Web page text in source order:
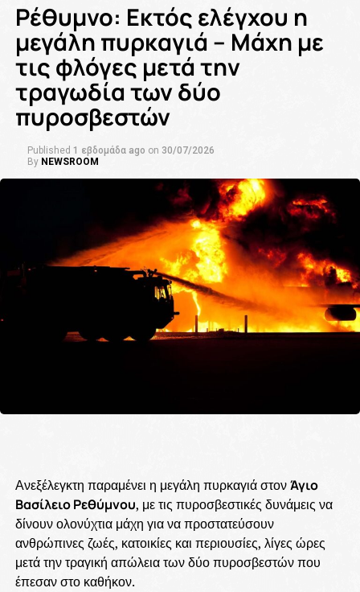
Ρέθυμνο: Εκτός ελέγχου η
μεγάλη πυρκαγιά – Μάχη με
τις φλόγες μετά την
τραγωδία των δύο
πυροσβεστών
Published 1 εβδομάδα ago on 30/07/2026
By NEWSROOM
Ανεξέλεγκτη παραμένει η μεγάλη πυρκαγιά στονΆγιο
Βασίλειο Ρεθύμνου, με τις πυροσβεστικές δυνάμεις να
δίνουν ολονύχτια μάχη για να προστατεύσουν
ανθρώπινες ζωές, κατοικίες και περιουσίες, λίγες ώρες
μετά την τραγική απώλεια των δύο πυροσβεστών που
έπεσαν στο καθήκον.